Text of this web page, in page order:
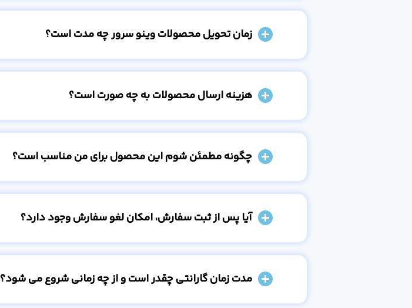
زمان تحویل محصولات وینو سرور چه مدت است؟
هزینه ارسال محصولات به چه صورت است؟
چگونه مطمئن شوم این محصول برای من مناسب است؟
آیا پس از ثبت سفارش، امکان لغو سفارش وجود دارد؟
مدت زمان گارانتی چقدر است و از چه زمانی شروع می شود؟